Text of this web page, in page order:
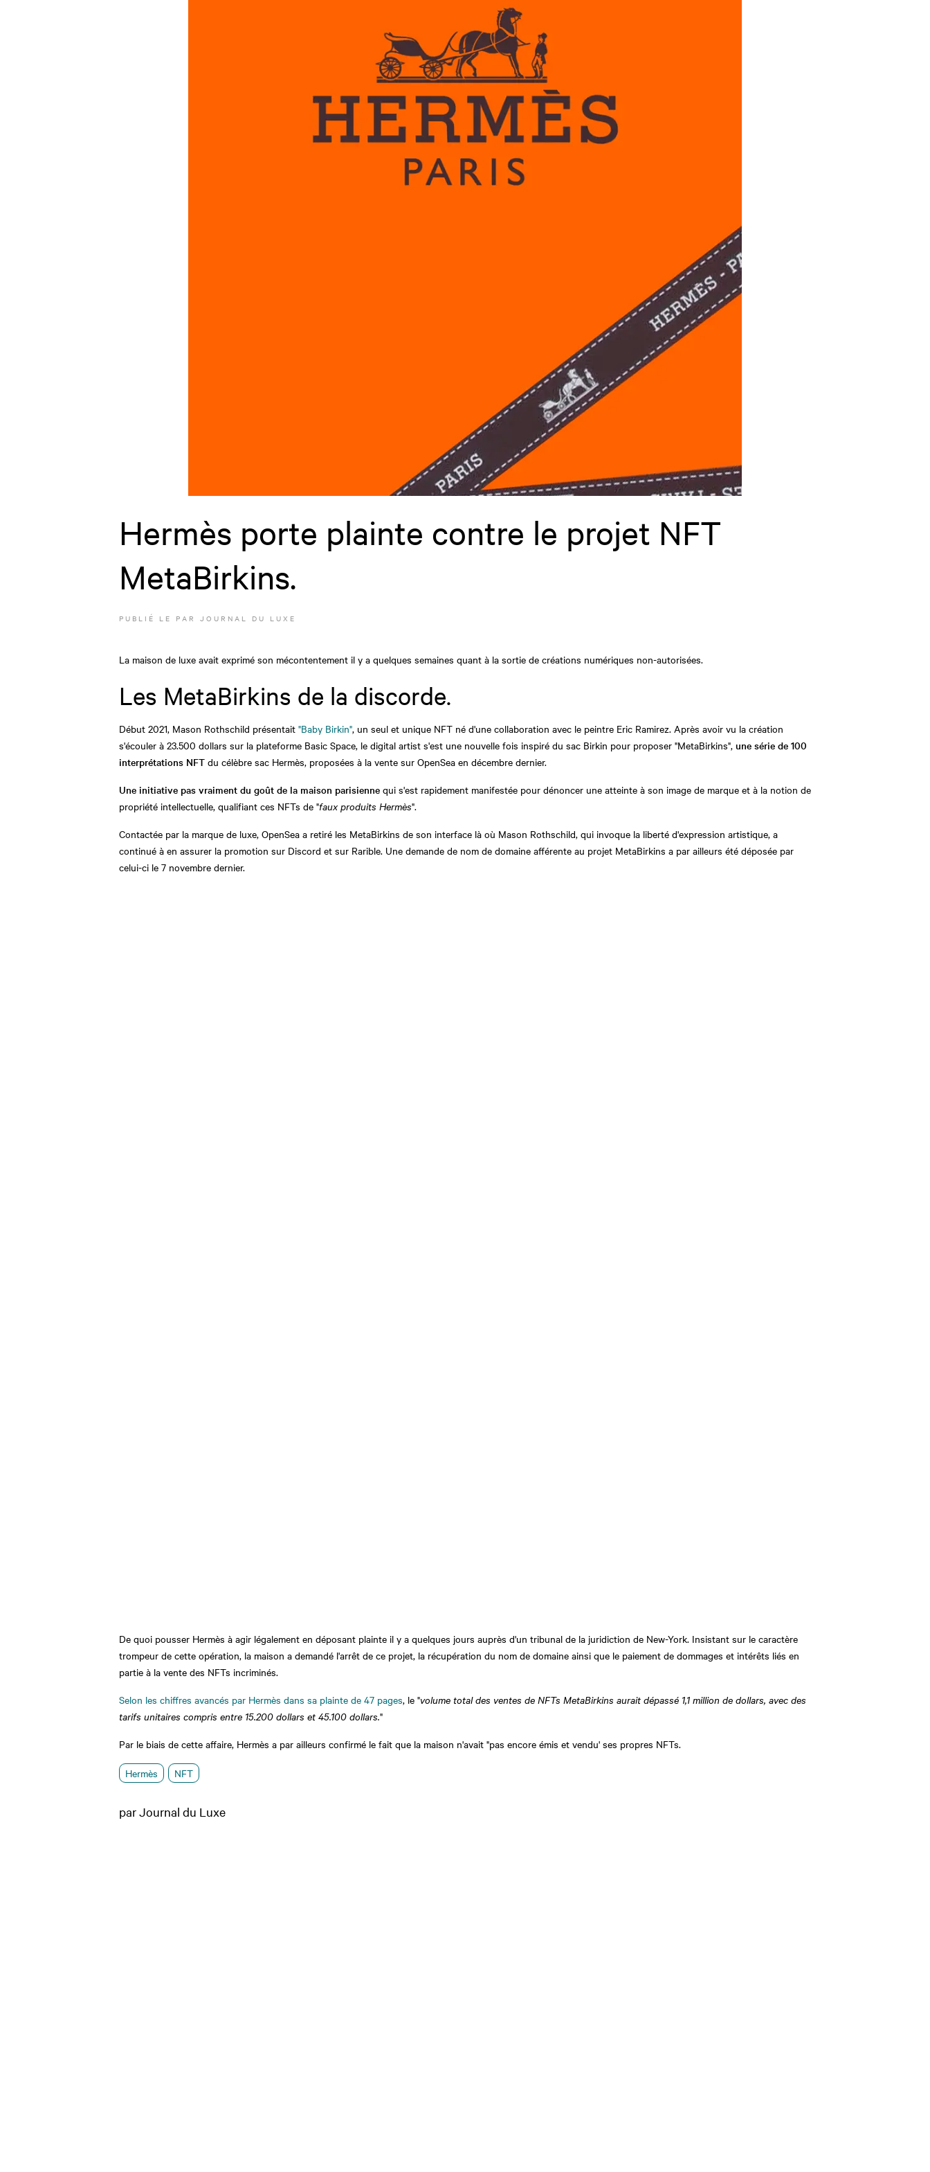
Hermès porte plainte contre le projet NFT
MetaBirkins.
PUBLIÉ LE PAR JOURNAL DU LUXE
La maison de luxe avait exprimé son mécontentement il y a quelques semaines quant à la sortie de créations numériques non-autorisées.
Les MetaBirkins de la discorde.
Début 2021, Mason Rothschild présentait "Baby Birkin", un seul et unique NFT né d'une collaboration avec le peintre Eric Ramirez. Après avoir vu la création
s'écouler à 23.500 dollars sur la plateforme Basic Space, le digital artist s'est une nouvelle fois inspiré du sac Birkin pour proposer "MetaBirkins", une série de 100
interprétations NFT du célèbre sac Hermès, proposées à la vente sur OpenSea en décembre dernier.
Une initiative pas vraiment du goût de la maison parisienne qui s'est rapidement manifestée pour dénoncer une atteinte à son image de marque et à la notion de
propriété intellectuelle, qualifiant ces NFTs de "faux produits Hermès".
Contactée par la marque de luxe, OpenSea a retiré les MetaBirkins de son interface là où Mason Rothschild, qui invoque la liberté d'expression artistique, a
continué à en assurer la promotion sur Discord et sur Rarible. Une demande de nom de domaine afférente au projet MetaBirkins a par ailleurs été déposée par
celui-ci le 7 novembre dernier.
De quoi pousser Hermès à agir légalement en déposant plainte il y a quelques jours auprès d'un tribunal de la juridiction de New-York. Insistant sur le caractère
trompeur de cette opération, la maison a demandé l'arrêt de ce projet, la récupération du nom de domaine ainsi que le paiement de dommages et intérêts liés en
partie à la vente des NFTs incriminés.
Selon les chiffres avancés par Hermès dans sa plainte de 47 pages, le "volume total des ventes de NFTs MetaBirkins aurait dépassé 1,1 million de dollars, avec des
tarifs unitaires compris entre 15.200 dollars et 45.100 dollars."
Par le biais de cette affaire, Hermès a par ailleurs confirmé le fait que la maison n'avait "pas encore émis et vendu' ses propres NFTs.
Hermès NFT
par Journal du Luxe